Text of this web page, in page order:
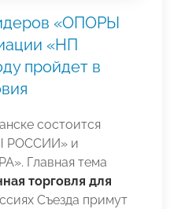
«ОПОРЫ
«НП
пройдет в
состоится
РОССИИ» и
Главная тема
торговля для
Съезда примут